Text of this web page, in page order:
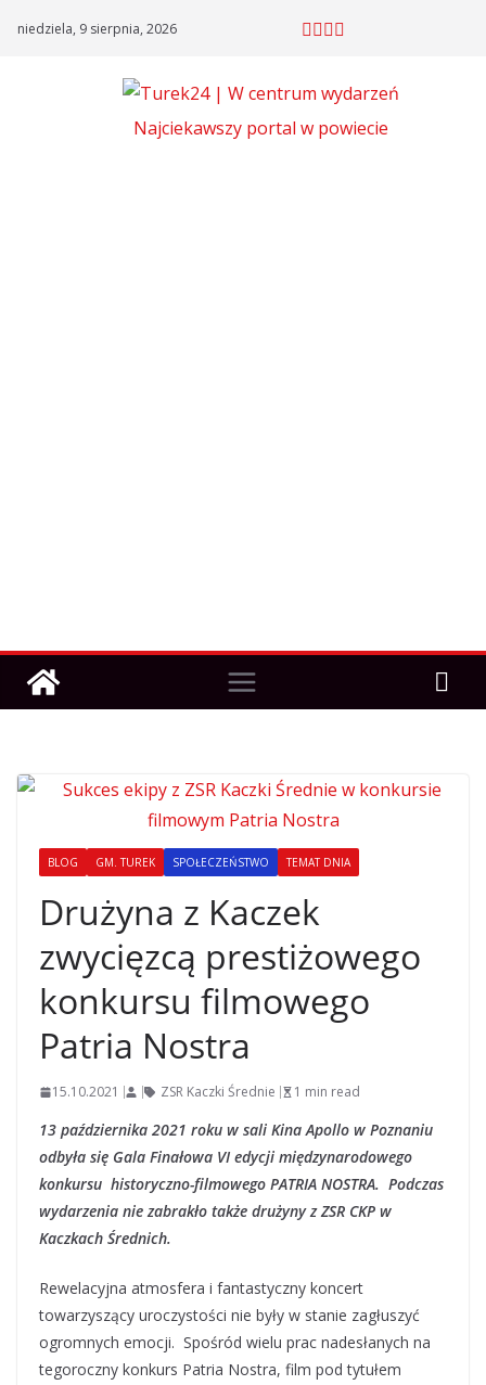
niedziela, 9 sierpnia, 2026
Najciekawszy portal w powiecie
BLOG GM. TUREK SPOŁECZEŃSTWO TEMAT DNIA
Drużyna z Kaczek
zwycięzcą prestiżowego
konkursu filmowego
Patria Nostra
15.10.2021 ZSR Kaczki Średnie 1 min read
13 października 2021 roku w sali Kina Apollo w Poznaniu
odbyła się Gala Finałowa VI edycji międzynarodowego
konkursu historyczno-filmowego PATRIA NOSTRA. Podczas
wydarzenia nie zabrakło także drużyny z ZSR CKP w
Kaczkach Średnich.
Rewelacyjna atmosfera i fantastyczny koncert
towarzyszący uroczystości nie były w stanie zagłuszyć
ogromnych emocji. Spośród wielu prac nadesłanych na
tegoroczny konkurs Patria Nostra, film pod tytułem